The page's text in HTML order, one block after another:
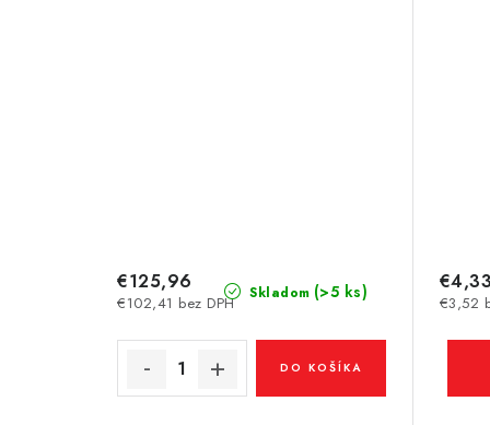
Skladom (>5 ks)
€102,41 bez DPH
€125,96
DO KOŠÍKA
€3,52
€4,33